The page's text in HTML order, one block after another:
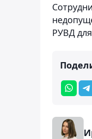
РУВД